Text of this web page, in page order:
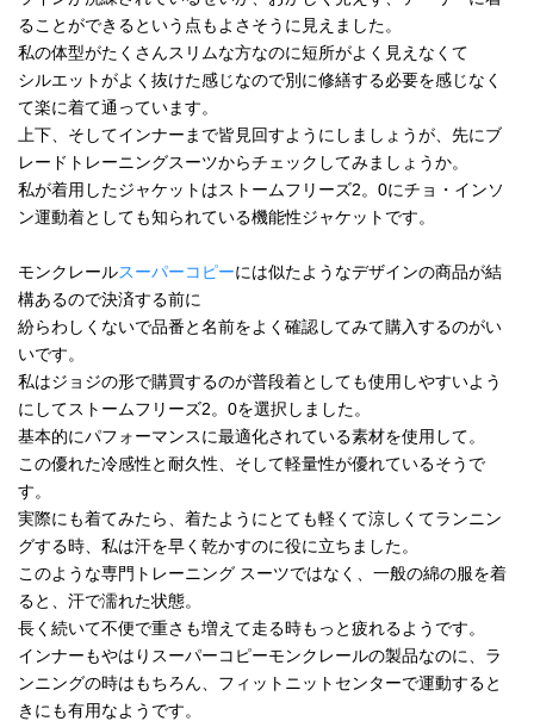
ることができるという点もよさそうに見えました。
私の体型がたくさんスリムな方なのに短所がよく見えなくて
シルエットがよく抜けた感じなので別に修繕する必要を感じなく
て楽に着て通っています。
上下、そしてインナーまで皆見回すようにしましょうが、先にブ
レードトレーニングスーツからチェックしてみましょうか。
私が着用したジャケットはストームフリーズ2。0にチョ・インソ
ン運動着としても知られている機能性ジャケットです。
モンクレールスーパーコピーには似たようなデザインの商品が結
構あるので決済する前に
紛らわしくないで品番と名前をよく確認してみて購入するのがい
いです。
私はジョジの形で購買するのが普段着としても使用しやすいよう
にしてストームフリーズ2。0を選択しました。
基本的にパフォーマンスに最適化されている素材を使用して。
この優れた冷感性と耐久性、そして軽量性が優れているそうで
す。
実際にも着てみたら、着たようにとても軽くて涼しくてランニン
グする時、私は汗を早く乾かすのに役に立ちました。
このような専門トレーニング スーツではなく、一般の綿の服を着
ると、汗で濡れた状態。
長く続いて不便で重さも増えて走る時もっと疲れるようです。
インナーもやはりスーパーコピーモンクレールの製品なのに、ラ
ンニングの時はもちろん、フィットニットセンターで運動すると
きにも有用なようです。